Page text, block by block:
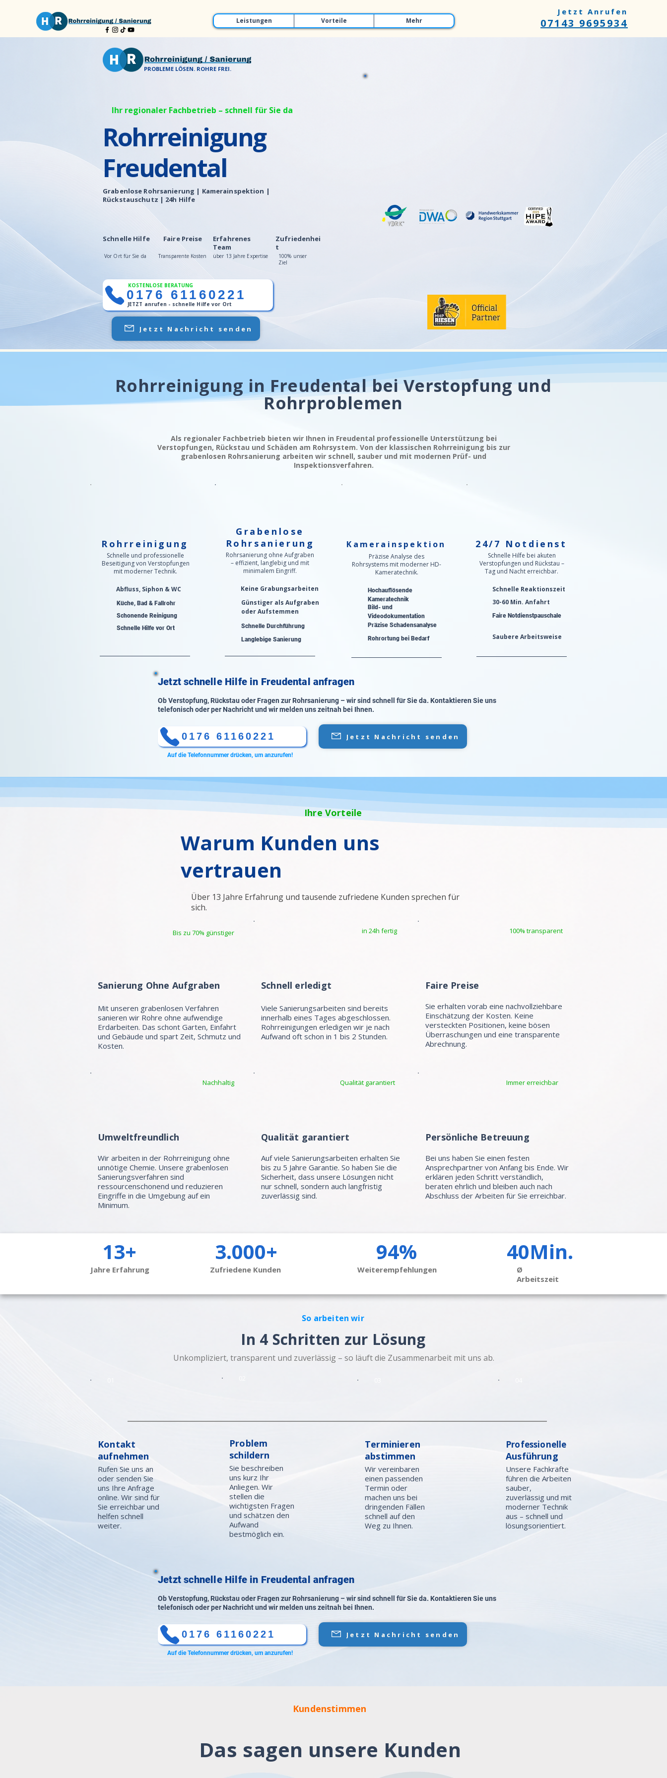
Jetzt Anrufen
07143 9695934
Leistungen Vorteile Mehr
PROBLEME LÖSEN. ROHRE FREI.
Ihr regionaler Fachbetrieb – schnell für Sie da
Rohrreinigung
Freudental
Grabenlose Rohrsanierung | Kamerainspektion |
Rückstauschutz | 24h Hilfe
Schnelle Hilfe
Vor Ort für Sie da
Faire Preise
Transparente Kosten
Erfahrenes
Team
über 13 Jahre Expertise
0176 61160221
KOSTENLOSE BERATUNG
JETZT anrufen - schnelle Hilfe vor Ort
Zufriedenhei
t
100% unser
Ziel
Jetzt Nachricht senden
Rohrreinigung in Freudental bei Verstopfung und
Rohrproblemen
Als regionaler Fachbetrieb bieten wir Ihnen in Freudental professionelle Unterstützung bei
Verstopfungen, Rückstau und Schäden am Rohrsystem. Von der klassischen Rohrreinigung bis zur
grabenlosen Rohrsanierung arbeiten wir schnell, sauber und mit modernen Prüf- und
Inspektionsverfahren.
Rohrreinigung
Schnelle und professionelle
Beseitigung von Verstopfungen
mit moderner Technik.
Abfluss, Siphon & WC
Küche, Bad & Fallrohr
Schonende Reinigung
Schnelle Hilfe vor Ort
Grabenlose
Rohrsanierung
Rohrsanierung ohne Aufgraben
– effizient, langlebig und mit
minimalem Eingriff.
Keine Grabungsarbeiten
Günstiger als Aufgraben
oder Aufstemmen
Schnelle Durchführung
Langlebige Sanierung
Kamerainspektion
Präzise Analyse des
Rohrsystems mit moderner HD-
Kameratechnik.
Hochauflösende
Kameratechnik
Bild- und
Videodokumentation
Präzise Schadensanalyse​
Rohrortung bei Bedarf
24/7 Notdienst
Schnelle Hilfe bei akuten
Verstopfungen und Rückstau –
Tag und Nacht erreichbar.
Schnelle Reaktionszeit
30-60 Min. Anfahrt
Faire Notdienstpauschale
Saubere Arbeitsweise
Jetzt schnelle Hilfe in Freudental anfragen
Ob Verstopfung, Rückstau oder Fragen zur Rohrsanierung – wir sind schnell für Sie da. Kontaktieren Sie uns
telefonisch oder per Nachricht und wir melden uns zeitnah bei Ihnen.
0176 61160221 Jetzt Nachricht senden
Auf die Telefonnummer drücken, um anzurufen!
Ihre Vorteile
Warum Kunden uns
vertrauen
Über 13 Jahre Erfahrung und tausende zufriedene Kunden sprechen für
sich.
Bis zu 70% günstiger
Sanierung Ohne Aufgraben
Mit unseren grabenlosen Verfahren
sanieren wir Rohre ohne aufwendige
Erdarbeiten. Das schont Garten, Einfahrt
und Gebäude und spart Zeit, Schmutz und
Kosten.
in 24h fertig
Schnell erledigt
Viele Sanierungsarbeiten sind bereits
innerhalb eines Tages abgeschlossen.
Rohrreinigungen erledigen wir je nach
Aufwand oft schon in 1 bis 2 Stunden.
100% transparent
Faire Preise
Sie erhalten vorab eine nachvollziehbare
Einschätzung der Kosten. Keine
versteckten Positionen, keine bösen
Überraschungen und eine transparente
Abrechnung.
Nachhaltig
Umweltfreundlich
Wir arbeiten in der Rohrreinigung ohne
unnötige Chemie. Unsere grabenlosen
Sanierungsverfahren sind
ressourcenschonend und reduzieren
Eingriffe in die Umgebung auf ein
Minimum.
Qualität garantiert
Qualität garantiert
Auf viele Sanierungsarbeiten erhalten Sie
bis zu 5 Jahre Garantie. So haben Sie die
Sicherheit, dass unsere Lösungen nicht
nur schnell, sondern auch langfristig
zuverlässig sind.
Immer erreichbar
Persönliche Betreuung
Bei uns haben Sie einen festen
Ansprechpartner von Anfang bis Ende. Wir
erklären jeden Schritt verständlich,
beraten ehrlich und bleiben auch nach
Abschluss der Arbeiten für Sie erreichbar.
13+
Jahre Erfahrung
3.000+
Zufriedene Kunden
94%
Weiterempfehlungen
40Min.
Ø
Arbeitszeit
So arbeiten wir
In 4 Schritten zur Lösung
Unkompliziert, transparent und zuverlässig – so läuft die Zusammenarbeit mit uns ab.
Kontakt
aufnehmen
Rufen Sie uns an
oder senden Sie
uns Ihre Anfrage
online. Wir sind für
Sie erreichbar und
helfen schnell
weiter.
Problem
schildern
Sie beschreiben
uns kurz Ihr
Anliegen. Wir
stellen die
wichtigsten Fragen
und schätzen den
Aufwand
bestmöglich ein.
Terminieren
abstimmen
Wir vereinbaren
einen passenden
Termin oder
machen uns bei
dringenden Fällen
schnell auf den
Weg zu Ihnen.
Professionelle
Ausführung
Unsere Fachkräfte
führen die Arbeiten
sauber,
zuverlässig und mit
moderner Technik
aus – schnell und
lösungsorientiert.
Jetzt schnelle Hilfe in Freudental anfragen
Ob Verstopfung, Rückstau oder Fragen zur Rohrsanierung – wir sind schnell für Sie da. Kontaktieren Sie uns
telefonisch oder per Nachricht und wir melden uns zeitnah bei Ihnen.
0176 61160221 Jetzt Nachricht senden
Auf die Telefonnummer drücken, um anzurufen!
Kundenstimmen
Das sagen unsere Kunden